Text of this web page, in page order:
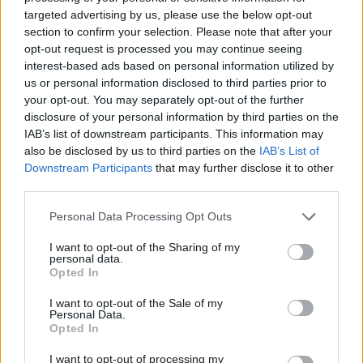
targeted advertising by us, please use the below opt-out
section to confirm your selection. Please note that after your
opt-out request is processed you may continue seeing
interest-based ads based on personal information utilized by
us or personal information disclosed to third parties prior to
your opt-out. You may separately opt-out of the further
disclosure of your personal information by third parties on the
IAB’s list of downstream participants. This information may
also be disclosed by us to third parties on the IAB’s List of
Downstream Participants that may further disclose it to other
Personal Data Processing Opt Outs
I want to opt-out of the Sharing of my
personal data.
Opted In
I want to opt-out of the Sale of my
Personal Data.
Opted In
I want to opt-out of processing my
Отговори:
1 17.10.24
Малко събитие
Тайнствени дървета „Шанхай“ &
„Редонда“ и нови постоянни куестове
Кобрелия
Отговори:
1 19.9.24
Малко събитие
Загадъчен Бахама-обор „Лох
Ломонд“ и нов постоянен куест
Кобрелия
Отговори:
1
Малко събитие
Тайнствено дърво „Детройт“ &
„Кауаи“ и нови постоянни куестове
mushnu4ka
„Еспаньола“ и нови постоянни куестове
Отговори:
1 16.5.24
Малко събитие
Отговори:
1 18.4.24
Малко събитие
mushnu4ka